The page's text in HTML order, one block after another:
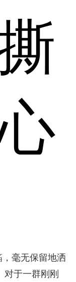
毫无保留地洒
对于一群刚刚